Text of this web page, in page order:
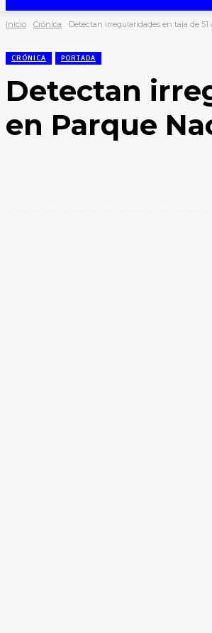
Inicio Crónica Detectan irregularidades en tala de
CRÓNICA PORTADA
Detectan
en Parque